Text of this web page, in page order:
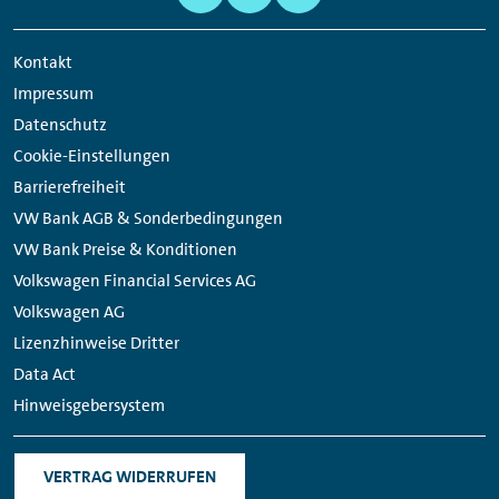
Kontakt
Impressum
Datenschutz
Cookie-Einstellungen
Barrierefreiheit
VW Bank AGB & Sonderbedingungen
VW Bank Preise & Konditionen
Volkswagen Financial Services AG
Volkswagen AG
Lizenzhinweise Dritter
Data Act
Hinweisgebersystem
VERTRAG WIDERRUFEN
Links